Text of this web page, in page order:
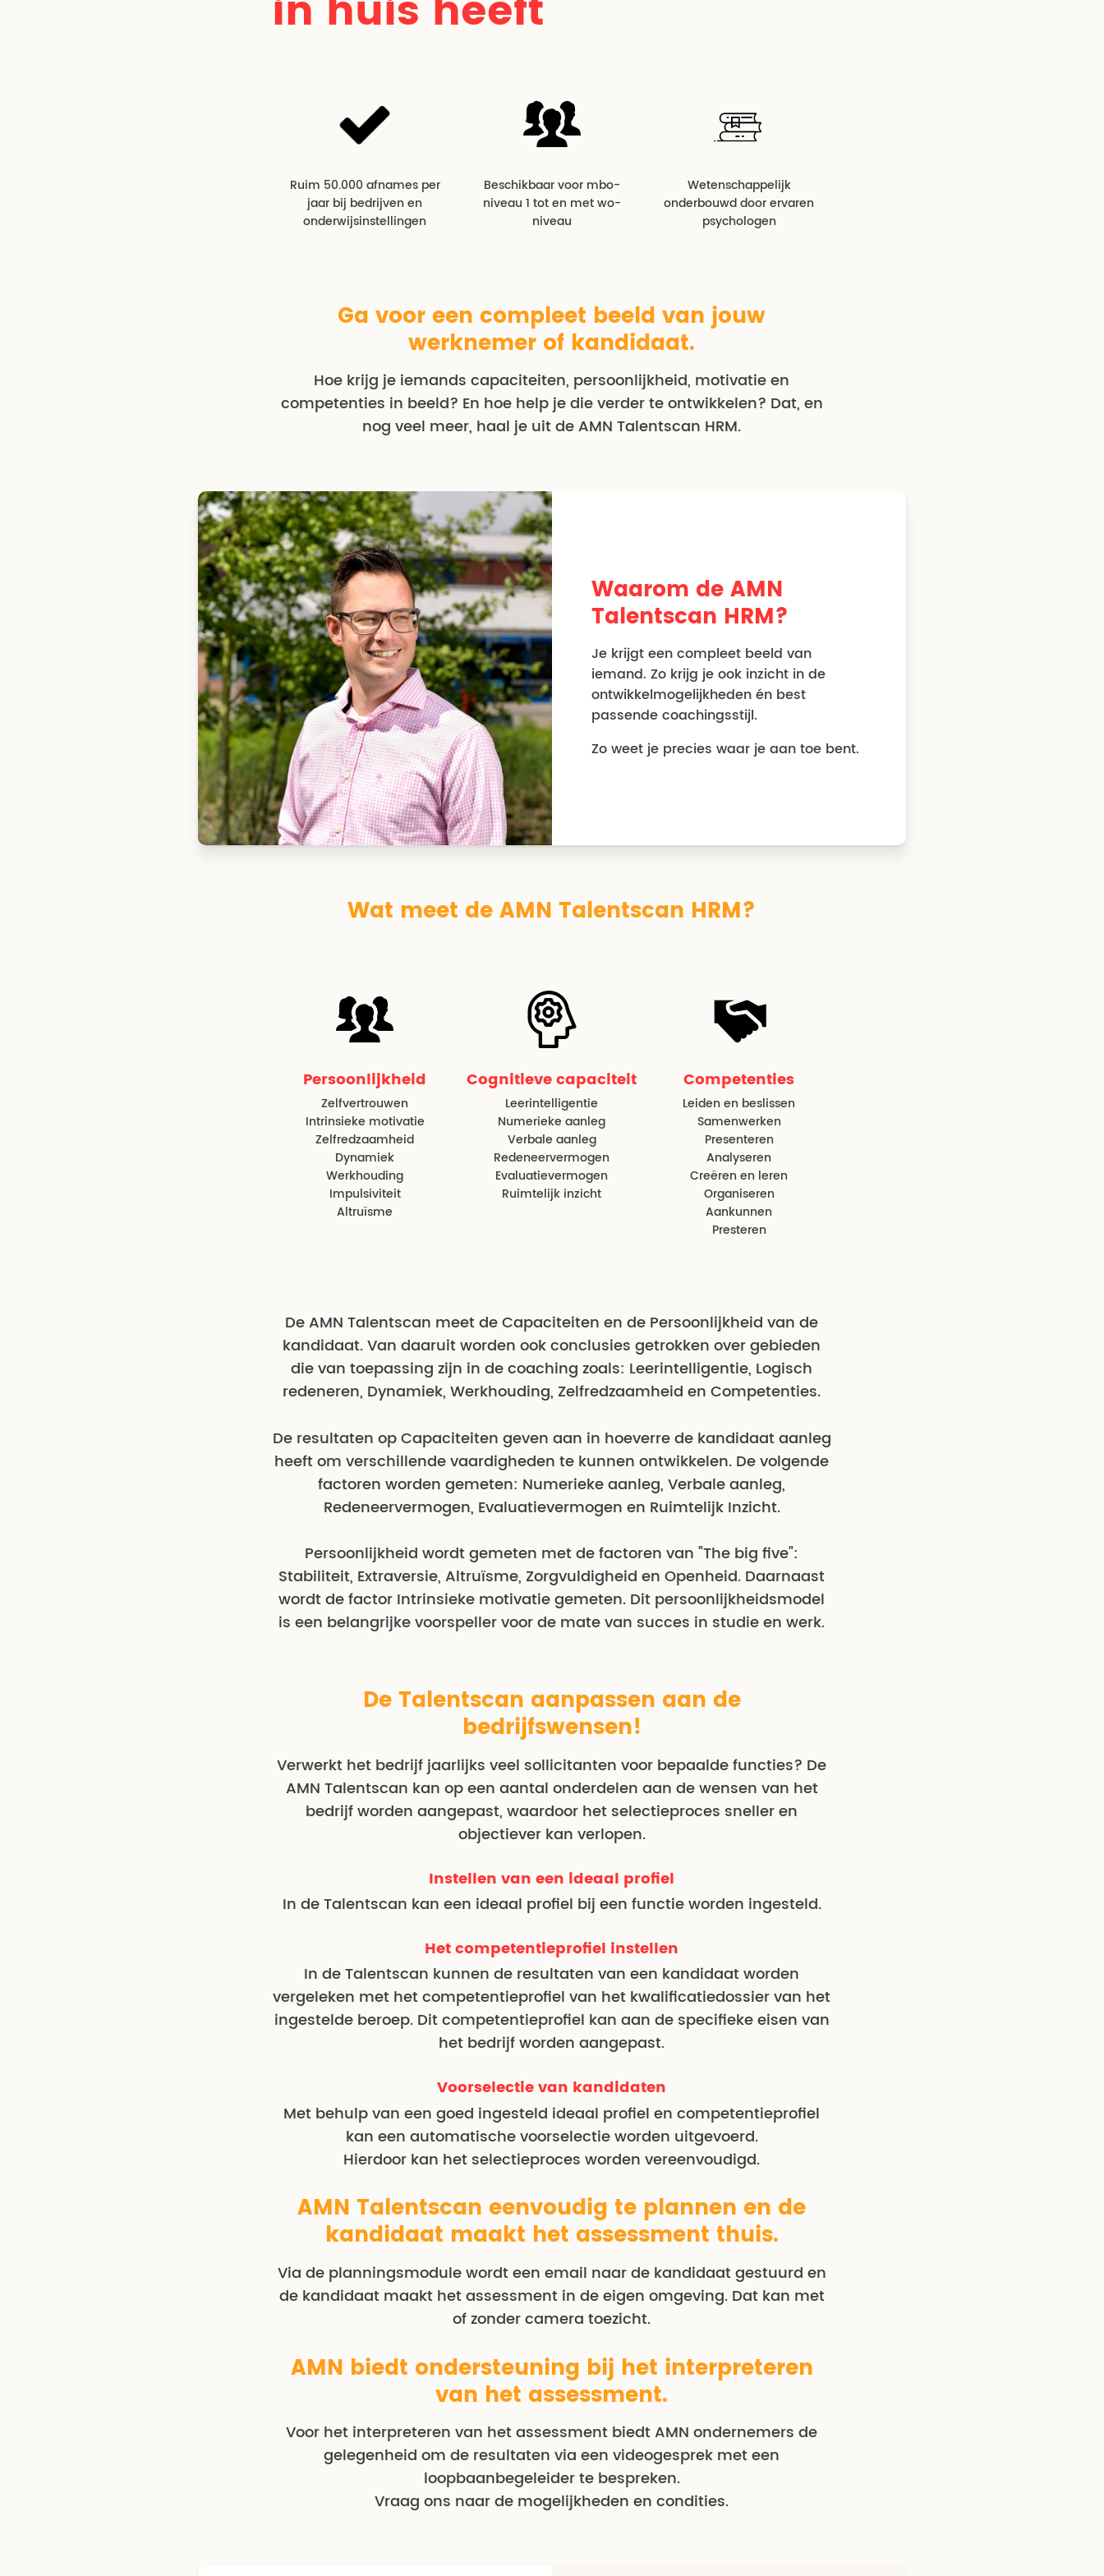
in huis heeft
Ruim 50.000 afnames per
jaar bij bedrijven en
onderwijsinstellingen
Beschikbaar voor mbo-
niveau 1 tot en met wo-
niveau
Wetenschappelijk
onderbouwd door ervaren
psychologen
Ga voor een compleet beeld van jouw
werknemer of kandidaat.
Hoe krijg je iemands capaciteiten, persoonlijkheid, motivatie en
competenties in beeld? En hoe help je die verder te ontwikkelen? Dat, en
nog veel meer, haal je uit de AMN Talentscan HRM.
Waarom de AMN
Talentscan HRM?
Je krijgt een compleet beeld van
iemand. Zo krijg je ook inzicht in de
ontwikkelmogelijkheden én best
passende coachingsstijl.
Zo weet je precies waar je aan toe bent.
Wat meet de AMN Talentscan HRM?
Persoonlijkheid
Zelfvertrouwen
Intrinsieke motivatie
Zelfredzaamheid
Dynamiek
Werkhouding
Impulsiviteit
Altruïsme
Cognitieve capaciteit
Leerintelligentie
Numerieke aanleg
Verbale aanleg
Redeneervermogen
Evaluatievermogen
Ruimtelijk inzicht
Competenties
Leiden en beslissen
Samenwerken
Presenteren
Analyseren
Creëren en leren
Organiseren
Aankunnen
Presteren
De AMN Talentscan meet de Capaciteiten en de Persoonlijkheid van de
kandidaat. Van daaruit worden ook conclusies getrokken over gebieden
die van toepassing zijn in de coaching zoals: Leerintelligentie, Logisch
redeneren, Dynamiek, Werkhouding, Zelfredzaamheid en Competenties.
De resultaten op Capaciteiten geven aan in hoeverre de kandidaat aanleg
heeft om verschillende vaardigheden te kunnen ontwikkelen. De volgende
factoren worden gemeten: Numerieke aanleg, Verbale aanleg,
Redeneervermogen, Evaluatievermogen en Ruimtelijk Inzicht.
Persoonlijkheid wordt gemeten met de factoren van "The big five":
Stabiliteit, Extraversie, Altruïsme, Zorgvuldigheid en Openheid. Daarnaast
wordt de factor Intrinsieke motivatie gemeten. Dit persoonlijkheidsmodel
is een belangrijke voorspeller voor de mate van succes in studie en werk.
De Talentscan aanpassen aan de
bedrijfswensen!
Verwerkt het bedrijf jaarlijks veel sollicitanten voor bepaalde functies? De
AMN Talentscan kan op een aantal onderdelen aan de wensen van het
bedrijf worden aangepast, waardoor het selectieproces sneller en
objectiever kan verlopen.
Instellen van een ideaal profiel
In de Talentscan kan een ideaal profiel bij een functie worden ingesteld.
Het competentieprofiel instellen
In de Talentscan kunnen de resultaten van een kandidaat worden
vergeleken met het competentieprofiel van het kwalificatiedossier van het
ingestelde beroep. Dit competentieprofiel kan aan de specifieke eisen van
het bedrijf worden aangepast.
Voorselectie van kandidaten
Met behulp van een goed ingesteld ideaal profiel en competentieprofiel
kan een automatische voorselectie worden uitgevoerd.
Hierdoor kan het selectieproces worden vereenvoudigd.
AMN Talentscan eenvoudig te plannen en de
kandidaat maakt het assessment thuis.
Via de planningsmodule wordt een email naar de kandidaat gestuurd en
de kandidaat maakt het assessment in de eigen omgeving. Dat kan met
of zonder camera toezicht.
AMN biedt ondersteuning bij het interpreteren
van het assessment.
Voor het interpreteren van het assessment biedt AMN ondernemers de
gelegenheid om de resultaten via een videogesprek met een
loopbaanbegeleider te bespreken.
Vraag ons naar de mogelijkheden en condities.